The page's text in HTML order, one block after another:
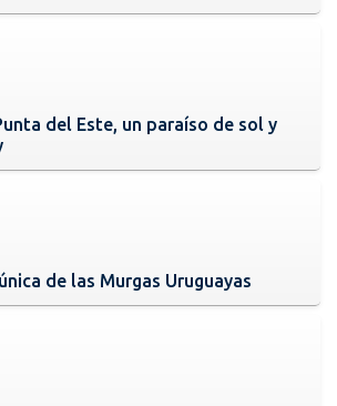
del Este, un paraíso de sol y
de las Murgas Uruguayas